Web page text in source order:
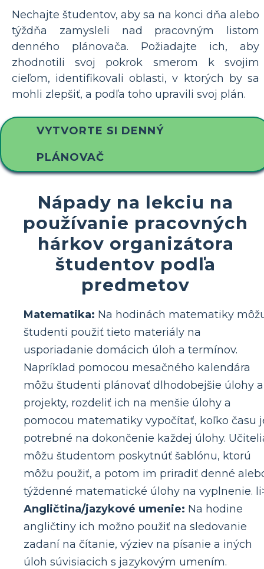
Nechajte študentov, aby sa na konci dňa alebo
týždňa zamysleli nad pracovným listom
denného plánovača. Požiadajte ich, aby
zhodnotili svoj pokrok smerom k svojim
cieľom, identifikovali oblasti, v ktorých by sa
mohli zlepšiť, a podľa toho upravili svoj plán.
VYTVORTE SI DENNÝ
PLÁNOVAČ
Nápady na lekciu na
používanie pracovných
hárkov organizátora
študentov podľa
predmetov
Matematika: Na hodinách matematiky
študenti použiť tieto materiály na
usporiadanie domácich úloh a termínov.
Napríklad pomocou mesačného kalendára
môžu študenti plánovať dlhodobejšie úlohy a
projekty, rozdeliť ich na menšie úlohy a
pomocou matematiky vypočítať, koľko času
potrebné na dokončenie každej úlohy.
môžu študentom poskytnúť šablónu, ktorú
môžu použiť, a potom im priradiť denné
týždenné matematické úlohy na vyplnenie.
Angličtina/jazykové umenie: Na hodine
angličtiny ich možno použiť na sledovanie
zadaní na čítanie, výziev na písanie a iných
úloh súvisiacich s jazykovým umením.